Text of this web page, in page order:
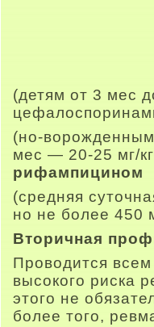
(детям от 3 мес
(но-
мес — 20-25 мг/
рифампицином
(средняя
но не более 450
Вторичная
Проводится
высокого риска
этого не
более того,